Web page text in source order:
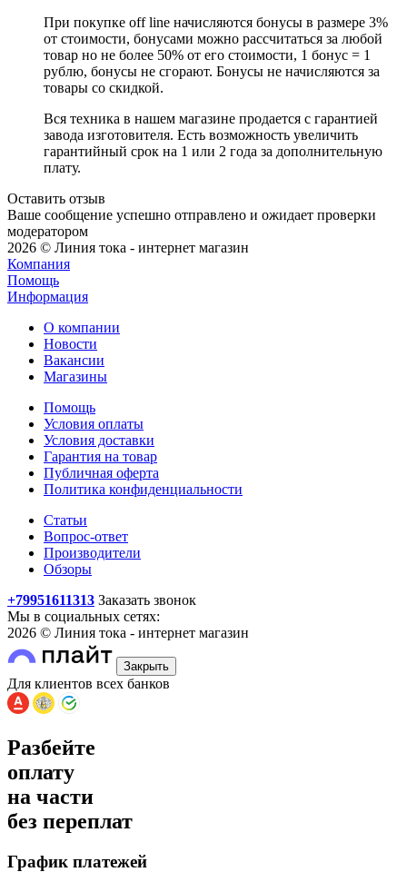
При покупке off line начисляются бонусы в размере 3%
от стоимости, бонусами можно рассчитаться за любой
товар но не более 50% от его стоимости, 1 бонус = 1
рублю, бонусы не сгорают. Бонусы не начисляются за
товары со скидкой.
Вся техника в нашем магазине продается с гарантией
завода изготовителя. Есть возможность увеличить
гарантийный срок на 1 или 2 года за дополнительную
плату.
Оставить отзыв
Ваше сообщение успешно отправлено и ожидает проверки
модератором
2026 © Линия тока - интернет магазин
Компания
Помощь
Информация
О компании
Новости
Вакансии
Магазины
Помощь
Условия оплаты
Условия доставки
Гарантия на товар
Публичная оферта
Политика конфиденциальности
Статьи
Вопрос-ответ
Производители
Обзоры
+79951611313 Заказать звонок
Мы в социальных сетях:
2026 © Линия тока - интернет магазин
Закрыть
Для клиентов всех банков
Разбейте
оплату
на части
без переплат
График платежей